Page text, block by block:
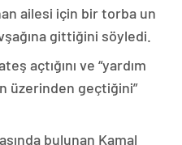
ailesi için bir torba un
gittiğini söyledi.
açtığını ve “yardım
üzerinden geçtiğini”
bulunan Kamal